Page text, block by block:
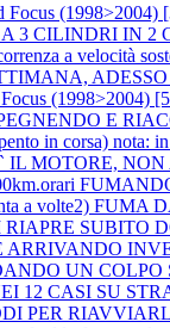
Focus
3 CILINDRI IN 2
a velocità
(1998>2004)
E
in corsa) nota: in
IL MOTORE,
a volte2) FUMA
SUBITO
UN
12 CASI SU